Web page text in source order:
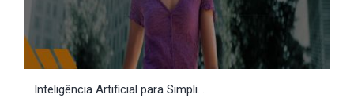
Inteligência Artificial para Simpli...